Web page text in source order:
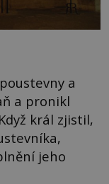
a
a pronikl
král zjistil,
jeho